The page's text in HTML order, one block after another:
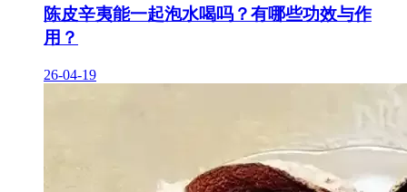
陈皮辛夷能一起泡水喝吗？有哪些功效与作
用？
26-04-19